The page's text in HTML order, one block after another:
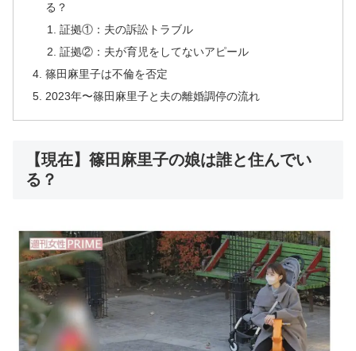
る？
証拠①：夫の訴訟トラブル
証拠②：夫が育児をしてないアピール
篠田麻里子は不倫を否定
2023年〜篠田麻里子と夫の離婚調停の流れ
【現在】篠田麻里子の娘は誰と住んでい
る？